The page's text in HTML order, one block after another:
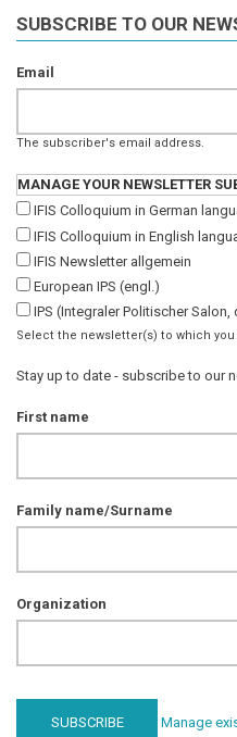
SUBSCRIBE TO OUR
Email
The subscriber's email address.
MANAGE YOUR NEWSLETTER
IFIS Colloquium in German
IFIS Colloquium in English
IFIS Newsletter allgemein
European IPS (engl.)
IPS (Integraler Politischer Salon,
Select the newsletter(s) to which
Stay up to date - subscribe to our
First name
Family name/Surname
Organization
Manage